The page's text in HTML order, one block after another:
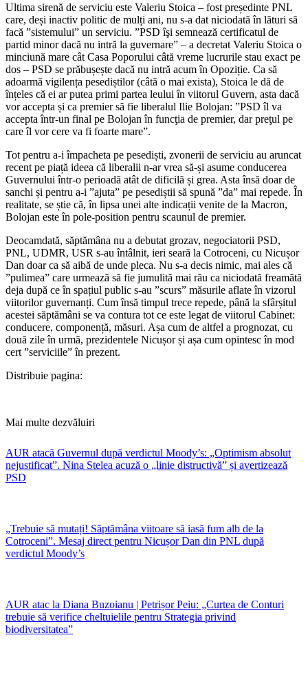
Ultima sirenă de serviciu este Valeriu Stoica – fost președinte PNL
care, deși inactiv politic de mulți ani, nu s-a dat niciodată în lături să
facă ”sistemului” un serviciu. ”PSD îşi semnează certificatul de
partid minor dacă nu intră la guvernare” – a decretat Valeriu Stoica o
minciună mare cât Casa Poporului câtă vreme lucrurile stau exact pe
dos – PSD se prăbușește dacă nu intră acum în Opoziție. Ca să
adoarmă vigilența pesediștilor (câtă o mai exista), Stoica le dă de
înțeles că ei ar putea primi partea leului în viitorul Guvern, asta dacă
vor accepta și ca premier să fie liberalul Ilie Bolojan: ”PSD îl va
accepta într-un final pe Bolojan în funcţia de premier, dar preţul pe
care îl vor cere va fi foarte mare”.
Tot pentru a-i împacheta pe pesediști, zvonerii de serviciu au aruncat
recent pe piață ideea că liberalii n-ar vrea să-și asume conducerea
Guvernului într-o perioadă atât de dificilă și grea. Asta însă doar de
sanchi și pentru a-i ”ajuta” pe pesediștii să spună ”da” mai repede. În
realitate, se știe că, în lipsa unei alte indicații venite de la Macron,
Bolojan este în pole-position pentru scaunul de premier.
Deocamdată, săptămâna nu a debutat grozav, negociatorii PSD,
PNL, UDMR, USR s-au întâlnit, ieri seară la Cotroceni, cu Nicușor
Dan doar ca să aibă de unde pleca. Nu s-a decis nimic, mai ales că
”pulimea” care urmează să fie jumulită mai rău ca niciodată freamătă
deja după ce în spațiul public s-au ”scurs” măsurile aflate în vizorul
viitorilor guvernanți. Cum însă timpul trece repede, până la sfârșitul
acestei săptămâni se va contura tot ce este legat de viitorul Cabinet:
conducere, componență, măsuri. Așa cum de altfel a prognozat, cu
două zile în urmă, prezidentele Nicușor și așa cum opintesc în mod
cert ”serviciile” în prezent.
Distribuie pagina:
Mai multe dezvăluiri
AUR atacă Guvernul după verdictul Moody’s: „Optimism absolut
nejustificat”. Nina Stelea acuză o „linie distructivă” și avertizează
PSD
„Trebuie să mutați! Săptămâna viitoare să iasă fum alb de la
Cotroceni”. Mesaj direct pentru Nicușor Dan din PNL după
verdictul Moody’s
AUR atac la Diana Buzoianu | Petrișor Peiu: „Curtea de Conturi
trebuie să verifice cheltuielile pentru Strategia privind
biodiversitatea”